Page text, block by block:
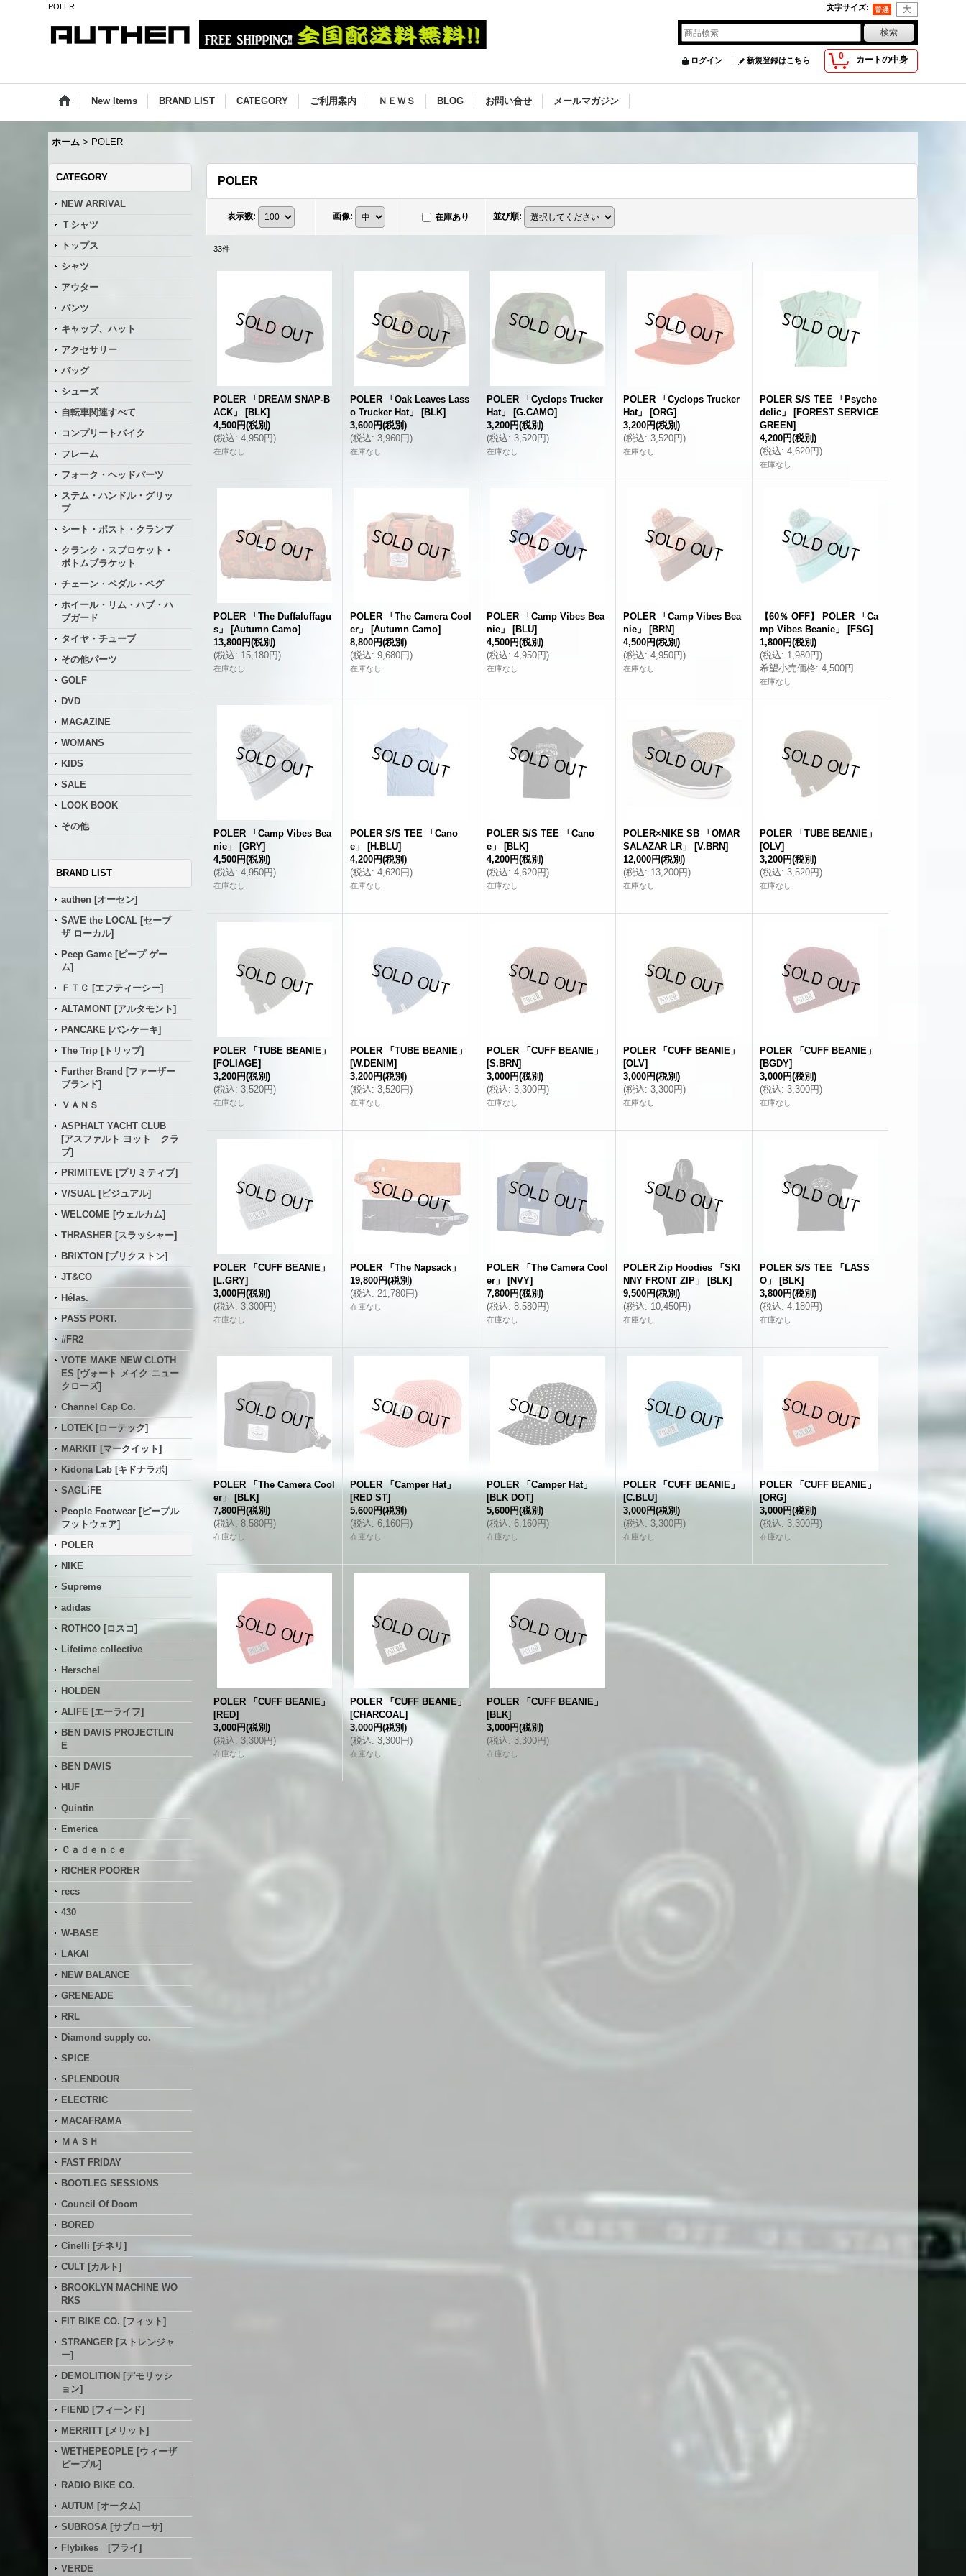
POLER 文字サイズ:
0 カートの中身
ログイン 新規登録はこちら
New Items BRAND LIST CATEGORY ご利用案内 ＮＥＷＳ BLOG お問い合せ メールマガジン
ホーム > POLER
CATEGORY
NEW ARRIVAL
Ｔシャツ
トップス
シャツ
アウター
パンツ
キャップ、ハット
アクセサリー
バッグ
シューズ
自転車関連すべて
コンプリートバイク
フレーム
フォーク・ヘッドパーツ
ステム・ハンドル・グリッ
プ
シート・ポスト・クランプ
クランク・スプロケット・
ボトムブラケット
チェーン・ペダル・ペグ
ホイール・リム・ハブ・ハ
ブガード
タイヤ・チューブ
その他パーツ
GOLF
DVD
MAGAZINE
WOMANS
KIDS
SALE
LOOK BOOK
その他
BRAND LIST
authen [オーセン]
SAVE the LOCAL [セーブ
ザ ローカル]
Peep Game [ピープ ゲー
ム]
ＦＴＣ [エフティーシー]
ALTAMONT [アルタモント]
PANCAKE [パンケーキ]
The Trip [トリップ]
Further Brand [ファーザー
ブランド]
ＶＡＮＳ
ASPHALT YACHT CLUB
[アスファルト ヨット クラ
ブ]
PRIMITEVE [プリミティブ]
V/SUAL [ビジュアル]
WELCOME [ウェルカム]
THRASHER [スラッシャー]
BRIXTON [ブリクストン]
JT&CO
Hélas.
PASS PORT.
#FR2
VOTE MAKE NEW CLOTH
ES [ヴォート メイク ニュー
クローズ]
Channel Cap Co.
LOTEK [ローテック]
MARKIT [マークイット]
Kidona Lab [キドナラボ]
SAGLiFE
People Footwear [ピープル
フットウェア]
POLER
NIKE
Supreme
adidas
ROTHCO [ロスコ]
Lifetime collective
Herschel
HOLDEN
ALIFE [エーライフ]
BEN DAVIS PROJECTLIN
E
BEN DAVIS
HUF
Quintin
Emerica
Ｃａｄｅｎｃｅ
RICHER POORER
recs
430
W-BASE
LAKAI
NEW BALANCE
GRENEADE
RRL
Diamond supply co.
SPICE
SPLENDOUR
ELECTRIC
MACAFRAMA
ＭＡＳＨ
FAST FRIDAY
BOOTLEG SESSIONS
Council Of Doom
BORED
Cinelli [チネリ]
CULT [カルト]
BROOKLYN MACHINE WO
RKS
FIT BIKE CO. [フィット]
STRANGER [ストレンジャ
ー]
DEMOLITION [デモリッシ
ョン]
FIEND [フィーンド]
MERRITT [メリット]
WETHEPEOPLE [ウィーザ
ピープル]
RADIO BIKE CO.
AUTUM [オータム]
SUBROSA [サブローサ]
Flybikes [フライ]
VERDE
POLER
表示数: 画像: 在庫あり 並び順:
33件
POLER 「DREAM SNAP-B
ACK」
[BLK]
4,500円(税別)
(税込: 4,950円)
在庫なし
POLER 「Oak Leaves Lass
o Trucker Hat」
[BLK]
3,600円(税別)
(税込: 3,960円)
在庫なし
POLER 「Cyclops Trucker
Hat」
[G.CAMO]
3,200円(税別)
(税込: 3,520円)
在庫なし
POLER 「Cyclops Trucker
Hat」
[ORG]
3,200円(税別)
(税込: 3,520円)
在庫なし
POLER S/S TEE 「Psyche
delic」
[FOREST SERVICE
GREEN]
4,200円(税別)
(税込: 4,620円)
在庫なし
POLER 「The Duffaluffagu
s」
[Autumn Camo]
13,800円(税別)
(税込: 15,180円)
在庫なし
POLER 「The Camera Cool
er」
[Autumn Camo]
8,800円(税別)
(税込: 9,680円)
在庫なし
POLER 「Camp Vibes Bea
nie」
[BLU]
4,500円(税別)
(税込: 4,950円)
在庫なし
POLER 「Camp Vibes Bea
nie」
[BRN]
4,500円(税別)
(税込: 4,950円)
在庫なし
【60％ OFF】 POLER 「Ca
mp Vibes Beanie」
[FSG]
1,800円(税別)
(税込: 1,980円)
希望小売価格: 4,500円
在庫なし
POLER 「Camp Vibes Bea
nie」
[GRY]
4,500円(税別)
(税込: 4,950円)
在庫なし
POLER S/S TEE 「Cano
e」
[H.BLU]
4,200円(税別)
(税込: 4,620円)
在庫なし
POLER S/S TEE 「Cano
e」
[BLK]
4,200円(税別)
(税込: 4,620円)
在庫なし
POLER×NIKE SB 「OMAR
SALAZAR LR」
[V.BRN]
12,000円(税別)
(税込: 13,200円)
在庫なし
POLER 「TUBE BEANIE」
[OLV]
3,200円(税別)
(税込: 3,520円)
在庫なし
POLER 「TUBE BEANIE」
[FOLIAGE]
3,200円(税別)
(税込: 3,520円)
在庫なし
POLER 「TUBE BEANIE」
[W.DENIM]
3,200円(税別)
(税込: 3,520円)
在庫なし
POLER 「CUFF BEANIE」
[S.BRN]
3,000円(税別)
(税込: 3,300円)
在庫なし
POLER 「CUFF BEANIE」
[OLV]
3,000円(税別)
(税込: 3,300円)
在庫なし
POLER 「CUFF BEANIE」
[BGDY]
3,000円(税別)
(税込: 3,300円)
在庫なし
POLER 「CUFF BEANIE」
[L.GRY]
3,000円(税別)
(税込: 3,300円)
在庫なし
POLER 「The Napsack」
19,800円(税別)
(税込: 21,780円)
在庫なし
POLER 「The Camera Cool
er」
[NVY]
7,800円(税別)
(税込: 8,580円)
在庫なし
POLER Zip Hoodies 「SKI
NNY FRONT ZIP」
[BLK]
9,500円(税別)
(税込: 10,450円)
在庫なし
POLER S/S TEE 「LASS
O」
[BLK]
3,800円(税別)
(税込: 4,180円)
在庫なし
POLER 「The Camera Cool
er」
[BLK]
7,800円(税別)
(税込: 8,580円)
在庫なし
POLER 「Camper Hat」
[RED ST]
5,600円(税別)
(税込: 6,160円)
在庫なし
POLER 「Camper Hat」
[BLK DOT]
5,600円(税別)
(税込: 6,160円)
在庫なし
POLER 「CUFF BEANIE」
[C.BLU]
3,000円(税別)
(税込: 3,300円)
在庫なし
POLER 「CUFF BEANIE」
[ORG]
3,000円(税別)
(税込: 3,300円)
在庫なし
POLER 「CUFF BEANIE」
[RED]
3,000円(税別)
(税込: 3,300円)
在庫なし
POLER 「CUFF BEANIE」
[CHARCOAL]
3,000円(税別)
(税込: 3,300円)
在庫なし
POLER 「CUFF BEANIE」
[BLK]
3,000円(税別)
(税込: 3,300円)
在庫なし